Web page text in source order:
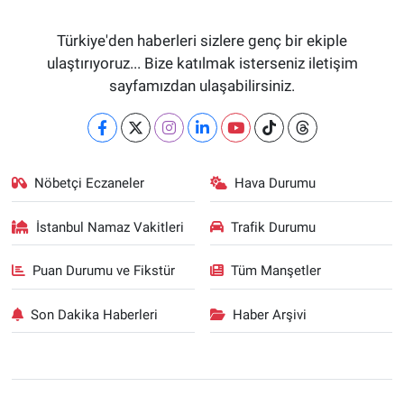
Türkiye'den haberleri sizlere genç bir ekiple
ulaştırıyoruz... Bize katılmak isterseniz iletişim
sayfamızdan ulaşabilirsiniz.
Nöbetçi Eczaneler Hava Durumu
İstanbul Namaz Vakitleri Trafik Durumu
Puan Durumu ve Fikstür Tüm Manşetler
Son Dakika Haberleri Haber Arşivi